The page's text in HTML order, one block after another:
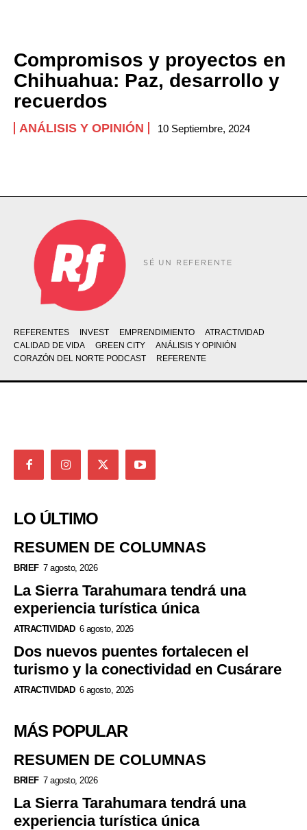
Compromisos y proyectos en
Chihuahua: Paz, desarrollo y
recuerdos
ANÁLISIS Y OPINIÓN 10 Septiembre, 2024
SÉ UN REFERENTE
REFERENTES INVEST EMPRENDIMIENTO
ATRACTIVIDAD
CALIDAD DE VIDA
GREEN CITY
ANÁLISIS Y OPINIÓN
CORAZÓN DEL NORTE PODCAST
REFERENTE
LO ÚLTIMO
RESUMEN DE COLUMNAS
BRIEF 7 agosto, 2026
La Sierra Tarahumara tendrá una
experiencia turística única
ATRACTIVIDAD 6 agosto, 2026
Dos nuevos puentes fortalecen el
turismo y la conectividad en Cusárare
ATRACTIVIDAD 6 agosto, 2026
MÁS POPULAR
RESUMEN DE COLUMNAS
BRIEF 7 agosto, 2026
La Sierra Tarahumara tendrá una
experiencia turística única